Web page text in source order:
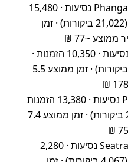
Phangan Tour 2000 – 2,394 נסיעות · 15,480
הזמנות · דירוג 4.06/5 (21,022 ביקורות) · זמן
Van2Travel – 2,065 נסיעות · 10,350 הזמנות ·
דירוג 4.68/5 (30,078 ביקורות) · זמן ממוצע 5.5
Phantip 1970 – 1,650 נסיעות · 13,380 הזמנות
· דירוג 4.23/5 (25,610 ביקורות) · זמן ממוצע 7.4
Seatran Discovery – 1,486 נסיעות · 2,280